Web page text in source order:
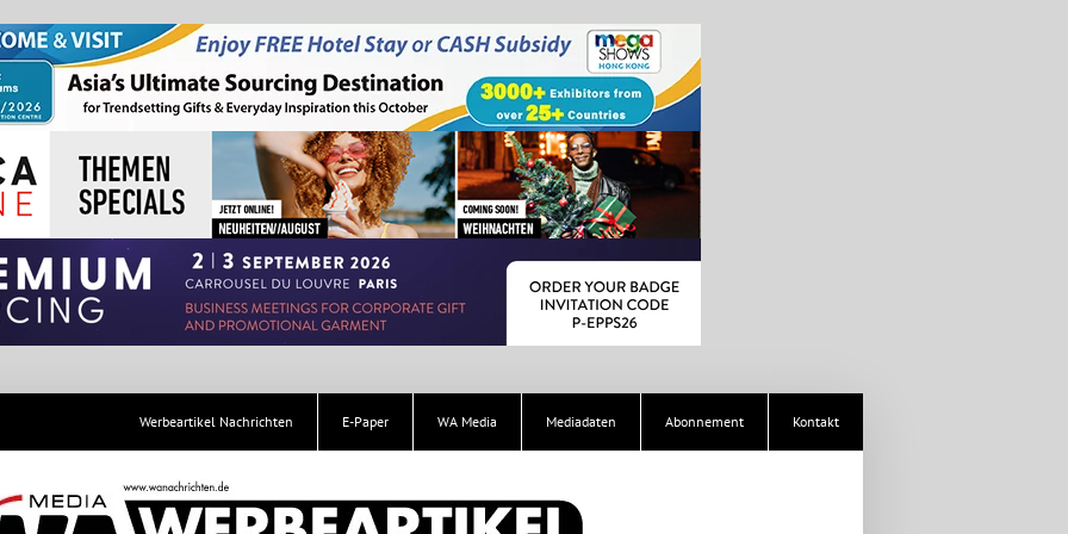
Werbeartikel Nachrichten E-Paper WA Media Mediadaten Abonnement Kontakt